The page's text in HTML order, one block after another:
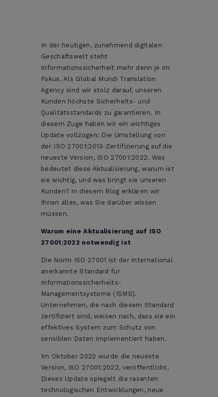
In der heutigen, zunehmend digitalen
Geschäftswelt steht
Informationssicherheit mehr denn je im
Fokus. Als Global Mundi Translation
Agency sind wir stolz darauf, unseren
Kunden höchste Sicherheits- und
Qualitätsstandards zu garantieren. In
diesem Zuge haben wir ein wichtiges
Update vollzogen: Die Umstellung von
der ISO 27001:2013-Zertifizierung auf die
neueste Version, ISO 27001:2022. Was
bedeutet diese Aktualisierung, warum ist
sie wichtig, und was bringt sie unseren
Kunden? In diesem Blog erklären wir
Ihnen alles, was Sie darüber wissen
müssen.
Warum eine Aktualisierung auf ISO
27001:2022 notwendig ist
Die Norm ISO 27001 ist der international
anerkannte Standard für
Informationssicherheits-
Managementsysteme (ISMS).
Unternehmen, die nach diesem Standard
zertifiziert sind, weisen nach, dass sie ein
effektives System zum Schutz von
sensiblen Daten implementiert haben.
Im Oktober 2022 wurde die neueste
Version, ISO 27001:2022, veröffentlicht.
Dieses Update spiegelt die rasanten
technologischen Entwicklungen, neue